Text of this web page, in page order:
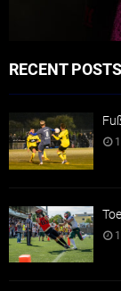
RECENT POSTS